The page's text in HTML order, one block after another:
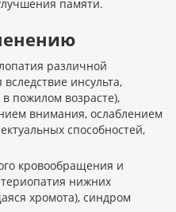
памяти.
различной
инсульта,
пожилом возрасте),
внимания, ослаблением
способностей,
кровообращения и
нижних
хромота), синдром